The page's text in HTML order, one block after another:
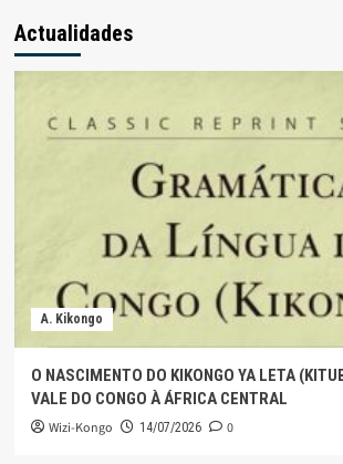
Actualidades
A. Kikongo
O NASCIMENTO DO KIKONGO YA LETA
VALE DO CONGO À ÁFRICA CENTRAL
Wizi-Kongo 14/07/2026 0